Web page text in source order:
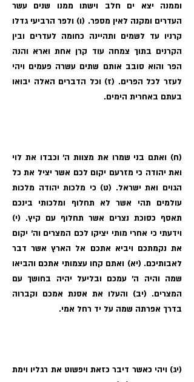
וממנה יצא ים חלב וישתו ממנו שנים עשר
העדרים ומקנה לאין מספר. (ו) ולפר הרביעי גדלו
קרניו עד לשמים ותהיינה כחומה לעדרים ובין
הקרנים בתוך צמחה עוד קרן אחת וארא והנה
הפר והוא סובב אותם שתים עשרה פעמים ויהי
לעזר לכל הפרים. (ז) וכל הדברים האלה יבואו
בעתם באחרית הימים.
(ח) ואתם בני שמרו את מצוות ה׳ וכבדו את לוי
ואת יהודה כי מזרעם יקום לכם אשר יציל את כל
הגוים ואת ישראל. (ט) כי מלכות יהודה מלכות
עולמים תהי אשר לא תחלוף ומלכותי בינכם
תאסף כסוכת נצרים אשר תחלוף עם קיץ. (י)
וידעתי כי אחרי מותי יציקו לכם המצרים וה׳ יקום
את נקמתכם ויביא אתכם אל הארץ אשר דבר
לאבותיכם. (יא) ואתם קחו עצמותי אתכם והביאו
שמה והיה ה׳ עמכם ובליעל יהיה בחושך עם
המצרים. (יב) והעלו את אסנת אמכם וקברוה
בדרך אפרתה שמה על יד רחל אמי.
(יג) ויהי כאשר דיבר כזאת ויפשוט את רגליו וימת